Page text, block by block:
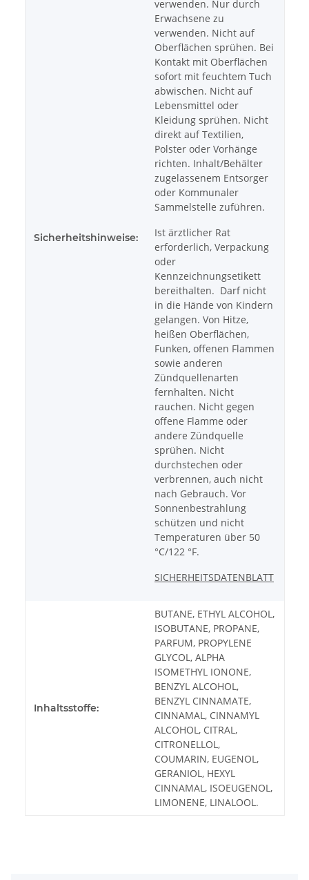
Sicherheitshinweise:
verwenden. Nur durch
Erwachsene zu
verwenden. Nicht auf
Oberflächen sprühen. Bei
Kontakt mit Oberflächen
sofort mit feuchtem Tuch
abwischen. Nicht auf
Lebensmittel oder
Kleidung sprühen. Nicht
direkt auf Textilien,
Polster oder Vorhänge
richten. Inhalt/Behälter
zugelassenem Entsorger
oder Kommunaler
Sammelstelle zuführen.
Ist ärztlicher Rat
erforderlich, Verpackung
oder
Kennzeichnungsetikett
bereithalten. Darf nicht
in die Hände von Kindern
gelangen. Von Hitze,
heißen Oberflächen,
Funken, offenen Flammen
sowie anderen
Zündquellenarten
fernhalten. Nicht
rauchen. Nicht gegen
offene Flamme oder
andere Zündquelle
sprühen. Nicht
durchstechen oder
verbrennen, auch nicht
nach Gebrauch. Vor
Sonnenbestrahlung
schützen und nicht
Temperaturen über 50
°C/122 °F.
SICHERHEITSDATENBLATT
Inhaltsstoffe:
BUTANE, ETHYL ALCOHOL,
ISOBUTANE, PROPANE,
PARFUM, PROPYLENE
GLYCOL, ALPHA
ISOMETHYL IONONE,
BENZYL ALCOHOL,
BENZYL CINNAMATE,
CINNAMAL, CINNAMYL
ALCOHOL, CITRAL,
CITRONELLOL,
COUMARIN, EUGENOL,
GERANIOL, HEXYL
CINNAMAL, ISOEUGENOL,
LIMONENE, LINALOOL.